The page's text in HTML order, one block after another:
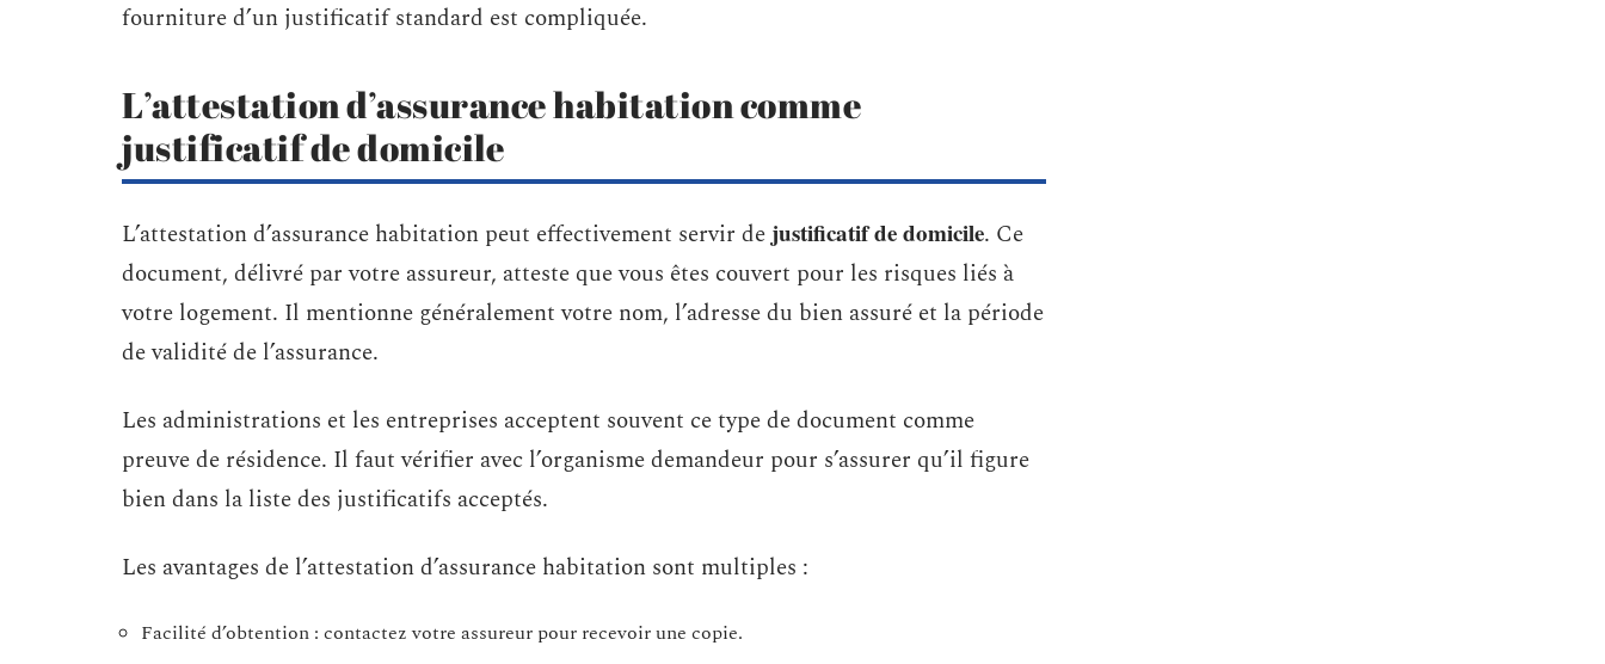
fourniture d’un justificatif standard est compliquée.
L’attestation d’assurance habitation comme
justificatif de domicile
L’attestation d’assurance habitation peut effectivement servir dejustificatif de domicile. Ce
document, délivré par votre assureur, atteste que vous êtes couvert pour les risques liés à
votre logement. Il mentionne généralement votre nom, l’adresse du bien assuré et la période
de validité de l’assurance.
Les administrations et les entreprises acceptent souvent ce type de document comme
preuve de résidence. Il faut vérifier avec l’organisme demandeur pour s’assurer qu’il figure
bien dans la liste des justificatifs acceptés.
Les avantages de l’attestation d’assurance habitation sont multiples :
Facilité d’obtention : contactez votre assureur pour recevoir une copie.